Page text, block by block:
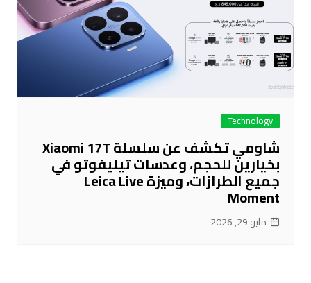
Technology
شاومي تكشف عن سلسلة Xiaomi 17T
بخيارين للحجم، وعدسات تيليفوتو في
جميع الطرازات، وميزة Leica Live
Moment
مايو 29, 2026